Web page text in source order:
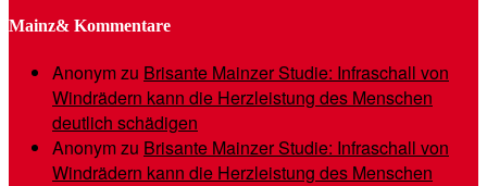
Mainz& Kommentare
Anonymzu Brisante Mainzer Studie: Infraschall von
Windrädern kann die Herzleistung des Menschen
deutlich schädigen
Anonymzu Brisante Mainzer Studie: Infraschall von
Windrädern kann die Herzleistung des Menschen